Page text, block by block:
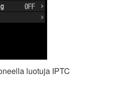
luotuja IPTC